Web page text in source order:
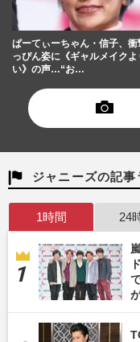
ぱーてぃーちゃん・信子、衝
っぴん姿に《ギャルメイクよ
い》の声…“お…
ジャニーズの記
1時間 24